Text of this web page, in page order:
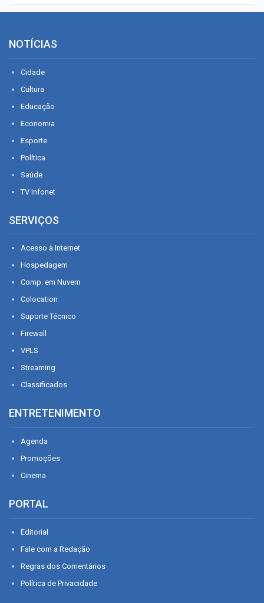
NOTÍCIAS
Cidade
Cultura
Educação
Economia
Esporte
Política
Saúde
TV Infonet
SERVIÇOS
Acesso à Internet
Hospedagem
Comp. em Nuvem
Colocation
Suporte Técnico
Firewall
VPLS
Streaming
Classificados
ENTRETENIMENTO
Agenda
Promoções
Cinema
PORTAL
Editorial
Fale com a Redação
Regras dos Comentários
Política de Privacidade